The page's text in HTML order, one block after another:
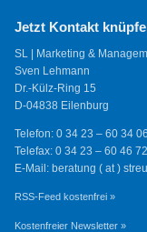
Jetzt Kontakt
SL | Marketing &
Sven Lehmann
Dr.-Külz-Ring 15
D-04838 Eilenburg
Telefon: 0 34 23 – 60 34 06
Telefax: 0 34 23 – 60 46 72
E-Mail: beratung ( at )
RSS-Feed kostenfrei »
Kostenfreier Newsletter »